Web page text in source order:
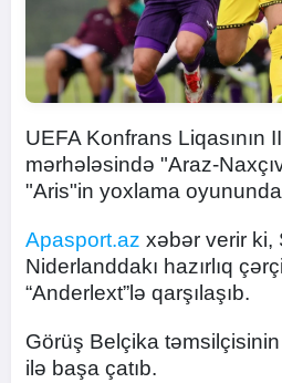
UEFA Konfrans Liqasının
mərhələsində "Araz-
"Aris"in yoxlama
Apasport.az xəbər verir ki,
Niderlanddakı hazırlıq
“Anderlext”lə qarşılaşıb.
Görüş Belçika
ilə başa çatıb.